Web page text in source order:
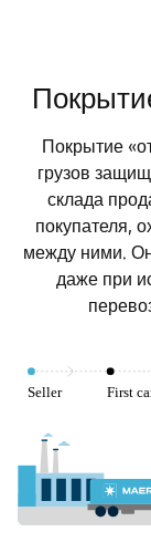
Покрытие
грузов
склада
покупателя,
между ними.
даже при